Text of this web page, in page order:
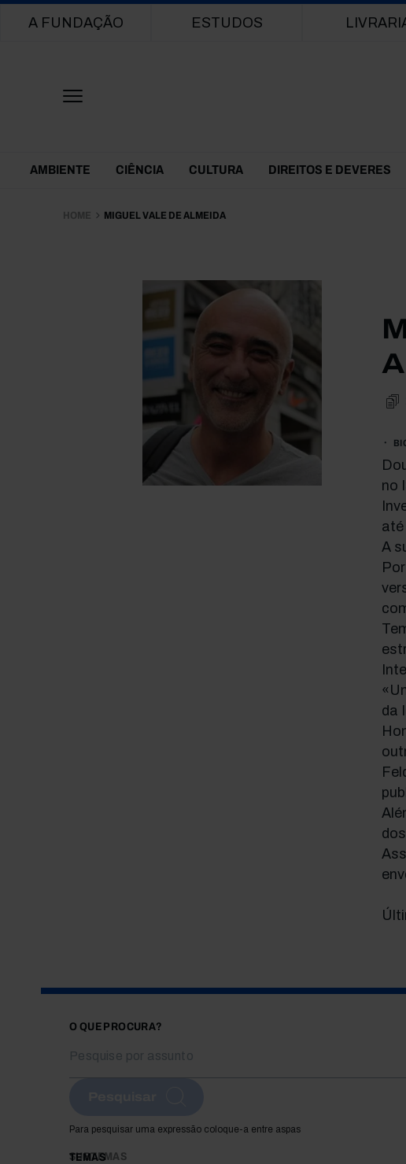
Main navigation
A FUNDAÇÃO ESTUDOS
Themes Menu
AMBIENTE CIÊNCIA CULTURA DIREITOS E DEVERES
HOME MIGUEL VALE DE ALMEIDA
no
até
A
da
O QUE PROCURA?
Para pesquisar uma expressão coloque-a entre aspas
TEMAS
SUBTEMAS